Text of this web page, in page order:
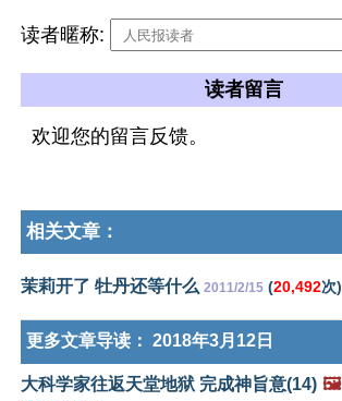
读者暱称:
读者留言
欢迎您的留言反馈。
相关文章：
茉莉开了 牡丹还等什么 2011/2/15 (20,492次)
更多文章导读： 2018年3月12日
大科学家往返天堂地狱 完成神旨意(14) 🖼️